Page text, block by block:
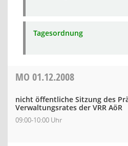
Tagesordnung
MO 01.12.2008
nicht öffentliche Sitzung des
Verwaltungsrates der VRR AöR
09:00-10:00 Uhr